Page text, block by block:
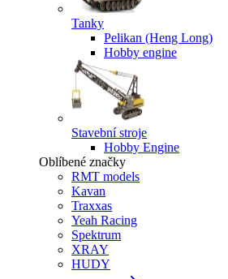
Tanky
Pelikan (Heng Long)
Hobby engine
Stavební stroje
Hobby Engine
Oblíbené značky
RMT models
Kavan
Traxxas
Yeah Racing
Spektrum
XRAY
HUDY